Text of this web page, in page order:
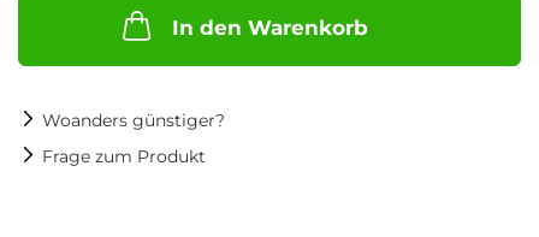
In den Warenkorb
Woanders günstiger?
Frage zum Produkt